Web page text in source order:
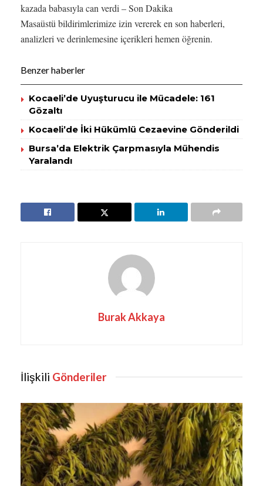
kazada babasıyla can verdi – Son Dakika
Masaüstü bildirimlerimize izin vererek en son haberleri,
analizleri ve derinlemesine içerikleri hemen öğrenin.
Benzer haberler
Kocaeli’de Uyuşturucu ile Mücadele: 161
Gözaltı
Kocaeli’de İki Hükümlü Cezaevine Gönderildi
Bursa’da Elektrik Çarpmasıyla Mühendis
Yaralandı
Burak Akkaya
İlişkili Gönderiler